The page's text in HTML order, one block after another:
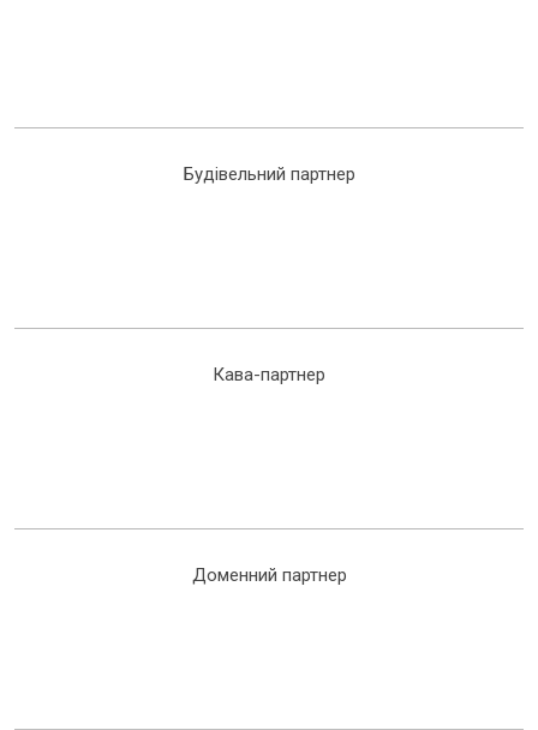
Будівельний партнер
Кава-партнер
Доменний партнер